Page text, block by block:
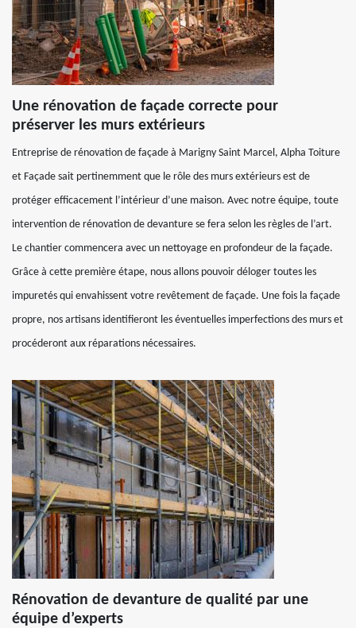
Une rénovation de façade correcte pour
préserver les murs extérieurs
Entreprise de rénovation de façade à Marigny Saint Marcel, Alpha Toiture
et Façade sait pertinemment que le rôle des murs extérieurs est de
protéger efficacement l’intérieur d’une maison. Avec notre équipe, toute
intervention de rénovation de devanture se fera selon les règles de l’art.
Le chantier commencera avec un nettoyage en profondeur de la façade.
Grâce à cette première étape, nous allons pouvoir déloger toutes les
impuretés qui envahissent votre revêtement de façade. Une fois la façade
propre, nos artisans identifieront les éventuelles imperfections des murs et
procéderont aux réparations nécessaires.
Rénovation de devanture de qualité par une
équipe d’experts